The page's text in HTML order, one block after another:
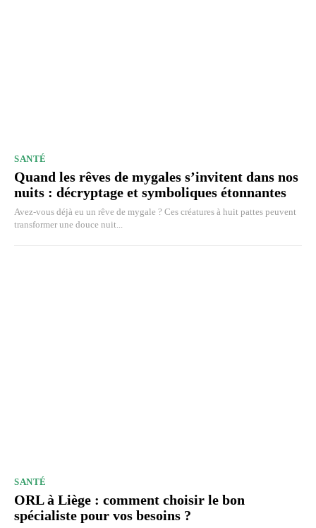
SANTÉ
Quand les rêves de mygales s’invitent dans nos
nuits : décryptage et symboliques étonnantes
Avez-vous déjà eu un rêve de mygale ? Ces créatures à huit pattes peuvent
transformer une douce nuit...
SANTÉ
ORL à Liège : comment choisir le bon
spécialiste pour vos besoins ?